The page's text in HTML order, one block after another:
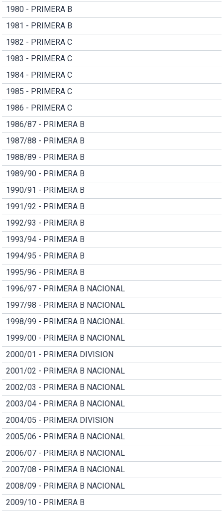
1980 - PRIMERA B
1981 - PRIMERA B
1982 - PRIMERA C
1983 - PRIMERA C
1984 - PRIMERA C
1985 - PRIMERA C
1986 - PRIMERA C
1986/87 - PRIMERA B
1987/88 - PRIMERA B
1988/89 - PRIMERA B
1989/90 - PRIMERA B
1990/91 - PRIMERA B
1991/92 - PRIMERA B
1992/93 - PRIMERA B
1993/94 - PRIMERA B
1994/95 - PRIMERA B
1995/96 - PRIMERA B
1996/97 - PRIMERA B NACIONAL
1997/98 - PRIMERA B NACIONAL
1998/99 - PRIMERA B NACIONAL
1999/00 - PRIMERA B NACIONAL
2000/01 - PRIMERA DIVISION
2001/02 - PRIMERA B NACIONAL
2002/03 - PRIMERA B NACIONAL
2003/04 - PRIMERA B NACIONAL
2004/05 - PRIMERA DIVISION
2005/06 - PRIMERA B NACIONAL
2006/07 - PRIMERA B NACIONAL
2007/08 - PRIMERA B NACIONAL
2008/09 - PRIMERA B NACIONAL
2009/10 - PRIMERA B